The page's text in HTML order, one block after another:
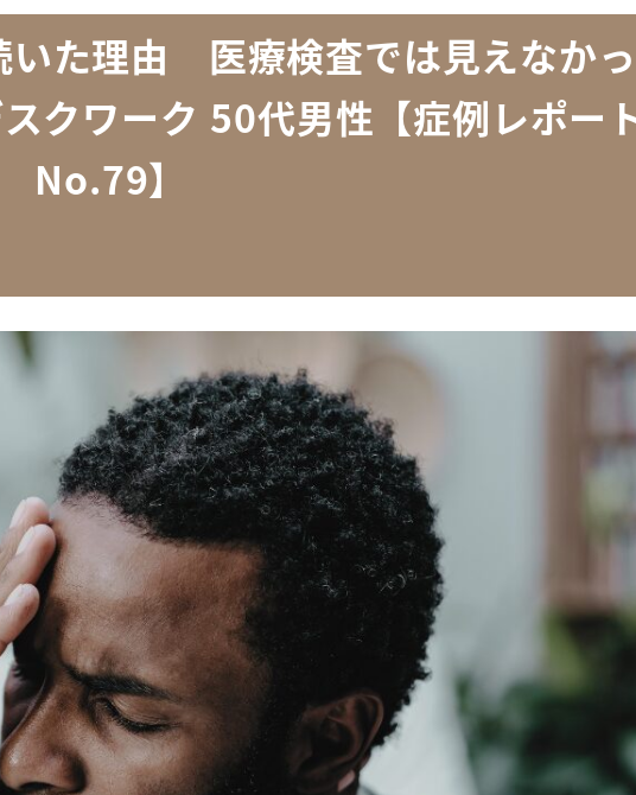
いた理由 医療検査では見えなかっ
クワーク 50代男性【症例レポー
No.79】